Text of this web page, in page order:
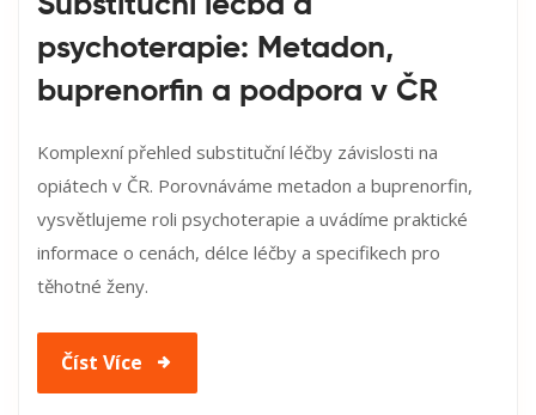
psychoterapie: Metadon,
buprenorfin a podpora v ČR
Komplexní přehled substituční léčby závislosti na
opiátech v ČR. Porovnáváme metadon a buprenorfin,
vysvětlujeme roli psychoterapie a uvádíme praktické
informace o cenách, délce léčby a specifikech pro
těhotné ženy.
Číst Více